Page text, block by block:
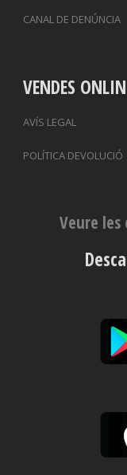
CANAL DE DENÚNCIA
VENDES
AVÍS LEGAL
POLÍTICA DEVOLUCIÓ
Veure les